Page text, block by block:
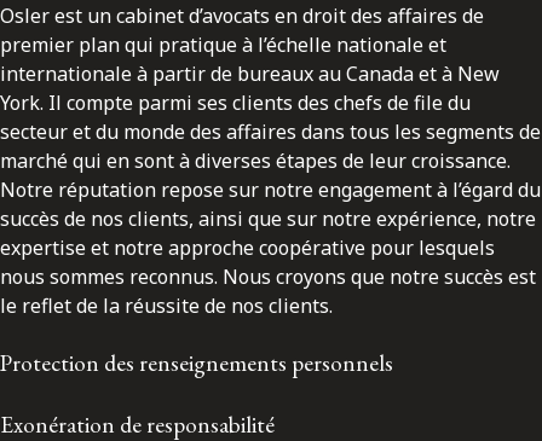
Osler est un cabinet d’avocats en droit des affaires de
premier plan qui pratique à l’échelle nationale et
internationale à partir de bureaux au Canada et à New
York. Il compte parmi ses clients des chefs de file du
secteur et du monde des affaires dans tous les segments de
marché qui en sont à diverses étapes de leur croissance.
Notre réputation repose sur notre engagement à l’égard du
succès de nos clients, ainsi que sur notre expérience, notre
expertise et notre approche coopérative pour lesquels
nous sommes reconnus. Nous croyons que notre succès est
le reflet de la réussite de nos clients.
Protection des renseignements personnels
Exonération de responsabilité